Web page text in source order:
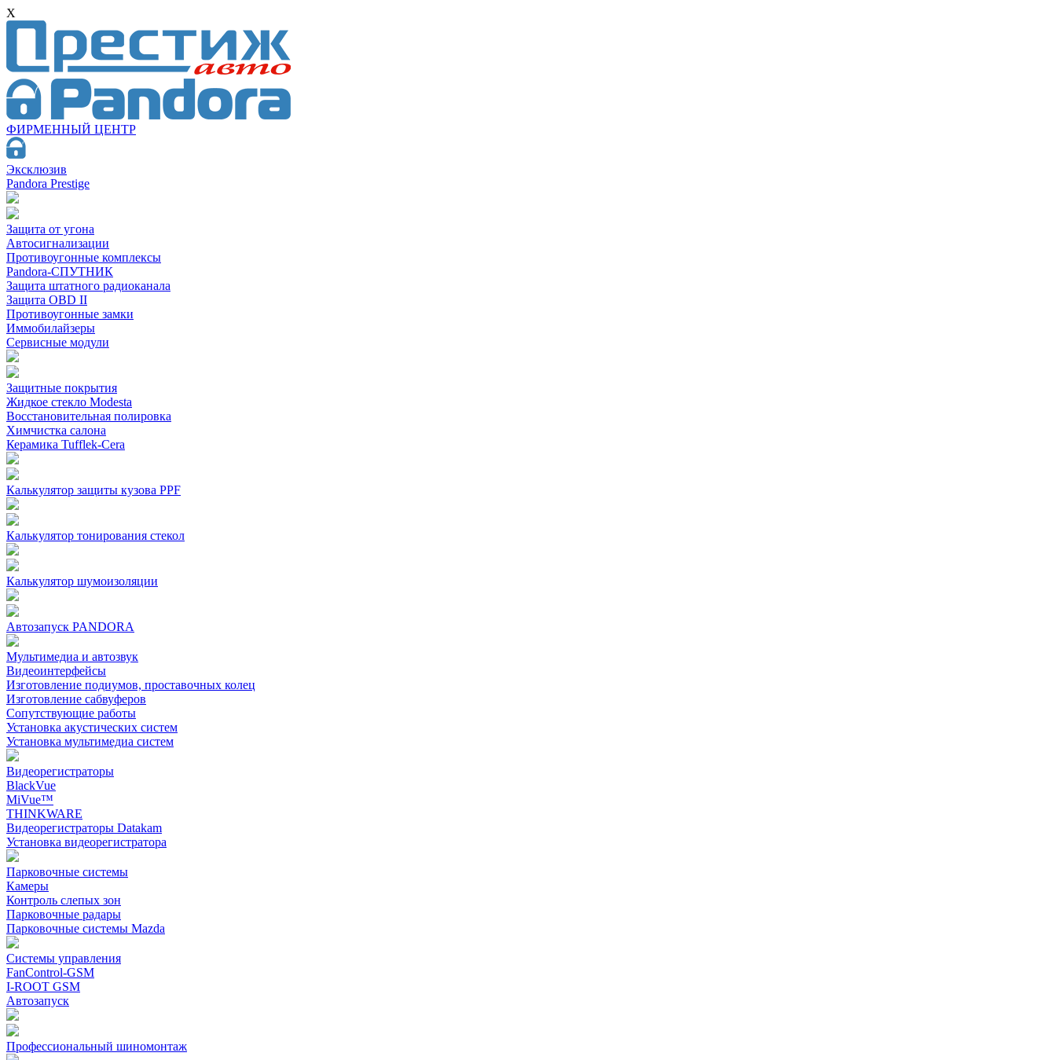
X
ФИРМЕННЫЙ ЦЕНТР
Эксклюзив
Pandora Prestige
Защита от угона
Автосигнализации
Противоугонные комплексы
Pandora-СПУТНИК
Защита штатного радиоканала
Защита OBD II
Противоугонные замки
Иммобилайзеры
Сервисные модули
Защитные покрытия
Жидкое стекло Modesta
Восстановительная полировка
Химчистка салона
Керамика Tufflek-Cera
Калькулятор защиты кузова PPF
Калькулятор тонирования стекол
Калькулятор шумоизоляции
Автозапуск PANDORA
Мультимедиа и автозвук
Видеоинтерфейсы
Изготовление подиумов, проставочных колец
Изготовление сабвуферов
Сопутствующие работы
Установка акустических систем
Установка мультимедиа систем
Видеорегистраторы
BlackVue
MiVue™
THINKWARE
Видеорегистраторы Datakam
Установка видеорегистратора
Парковочные системы
Камеры
Контроль слепых зон
Парковочные радары
Парковочные системы Mazda
Системы управления
FanControl-GSM
I-ROOT GSM
Автозапуск
Профессиональный шиномонтаж